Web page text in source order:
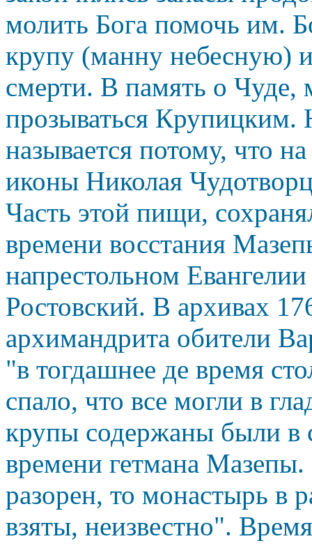
молить Бога помочь им.
крупу (манну небесную)
смерти. В память о Чуде,
прозываться Крупицким.
называется потому, что
иконы Николая
Часть этой пищи,
времени восстания
напрестольном
Ростовский. В архивах
архимандрита обители
"в тогдашнее де время
спало, что все могли в
крупы содержаны были в
времени гетмана
разорен, то монастырь в
взяты, неизвестно". Время